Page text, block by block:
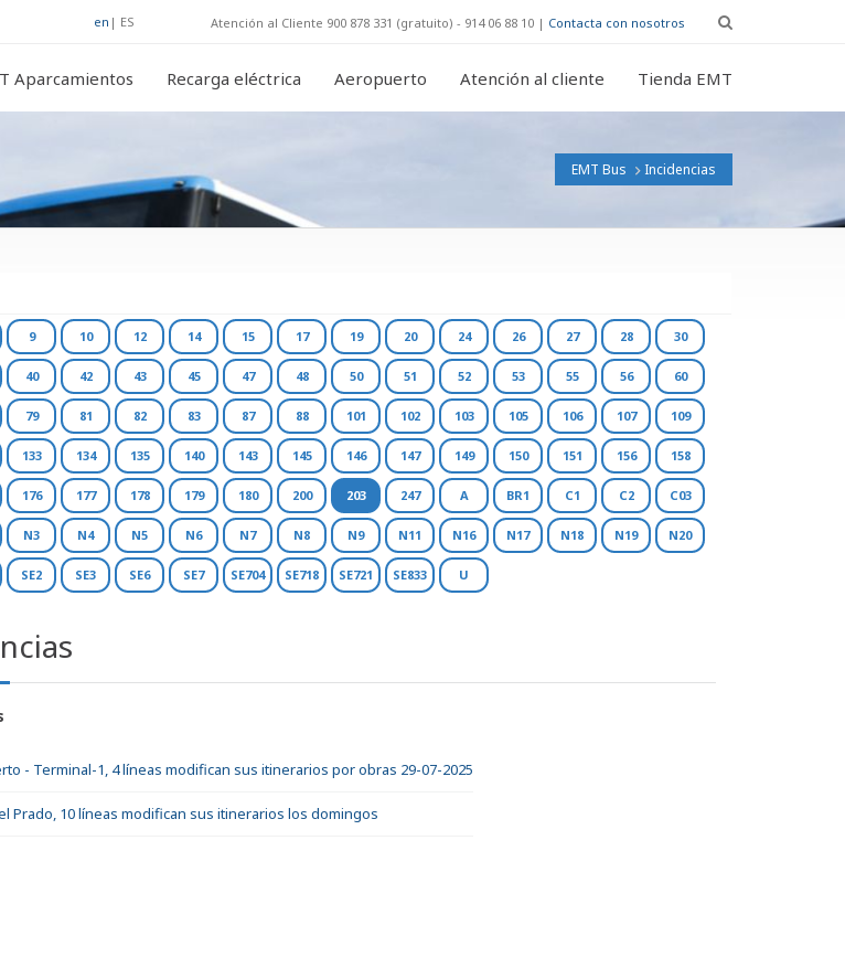
en | ES Atención al Cliente 900 878 331 (gratuito) - 914 06 88 10 | Contacta con nosotros
Aparcamientos Recarga eléctrica Aeropuerto Atención al cliente Tienda EMT
EMT Bus Incidencias
9 10 12 14 15 17 19 20 24 26 27 28 30
40 42 43 45 47 48 50 51 52 53 55 56 60
79 81 82 83 87 88 101 102 103 105 106 107 109
133 134 135 140 143 145 146 147 149 150 151 156 158
176 177 178 179 180 200 203 247 A BR1 C1 C2 C03
N3 N4 N5 N6 N7 N8 N9 N11 N16 N17 N18 N19 N20
SE2 SE3 SE6 SE7 SE704 SE718 SE721 SE833 U
- Terminal-1, 4 líneas modifican sus itinerarios por obras 29-07-2025
Prado, 10 líneas modifican sus itinerarios los domingos